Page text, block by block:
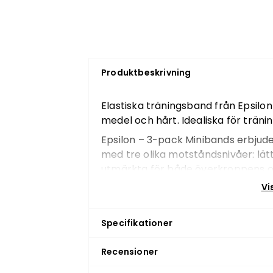
Produktbeskrivning
Elastiska träningsband från
medel och hårt. Idealiska för
Epsilon – 3-pack Minibands
med tre olika motståndsnivåer:
utmärkta för både överkroppens
flexibilitetsövningar eller
använda traditionella vikter, och
muskelgrupper samt öka
När du utför
Specifikationer
Recensioner